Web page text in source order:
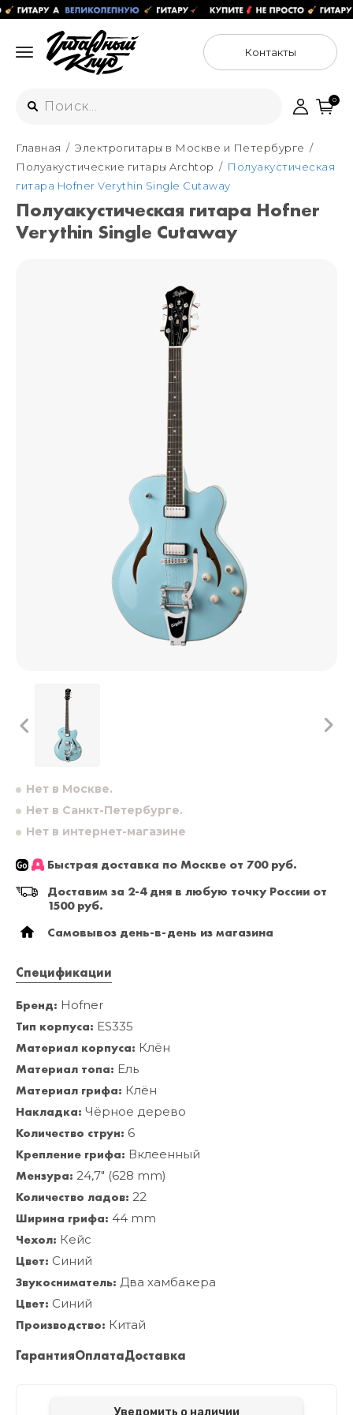
Контакты
Интернет-магазин
+7 (925) 125-54-44
Москва
+7 (925) 176-55-65
ул. Большая Новодмитровская 36с15,
Санкт-Петербург
+7 (925) 879-85-35
Санкт-Петербург
+7 (999) 213-51-93
0
Главная
Электрогитары в Москве и Петербурге
Полуакустические гитары Archtop
Полуакустическая
гитара Hofner Verythin Single Cutaway
Полуакустическая гитара Hofner
Verythin Single Cutaway
Нет в Москве.
Нет в Санкт-Петербурге.
Нет в интернет-магазине
Быстрая доставка по Москве от 700 руб.
Доставим за 2-4 дня в любую точку России от
1500 руб.
Самовывоз день-в-день из магазина
Спецификации
Бренд: Hofner
Тип корпуса: ES335
Материал корпуса: Клён
Материал топа: Ель
Материал грифа: Клён
Накладка: Чёрное дерево
Количество струн: 6
Крепление грифа: Вклеенный
Мензура: 24,7" (628 mm)
Количество ладов: 22
Ширина грифа: 44 mm
Чехол: Кейс
Цвет: Синий
Звукосниматель: Два хамбакера
Цвет: Синий
Производство: Китай
ГарантияОплатаДоставка